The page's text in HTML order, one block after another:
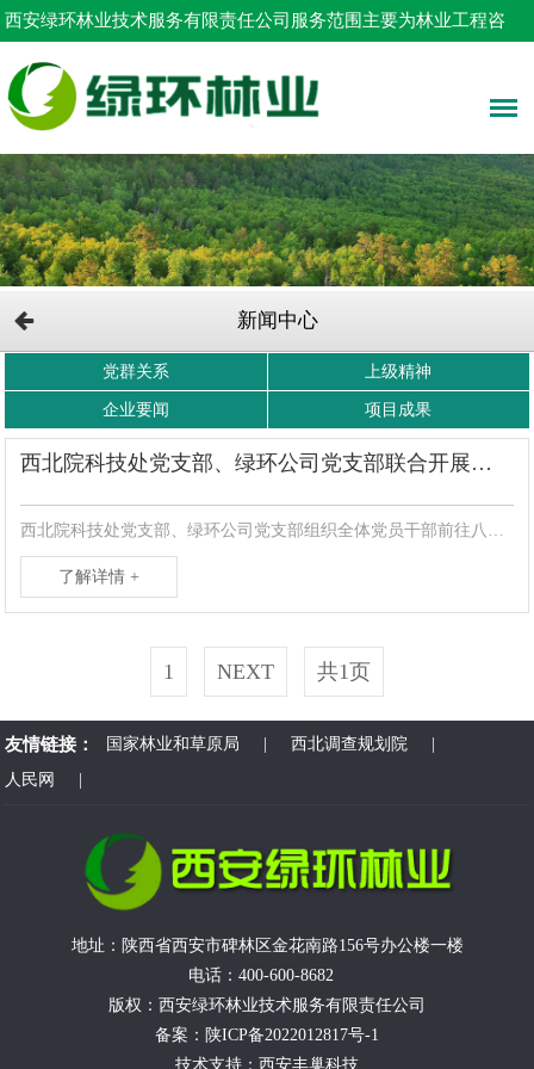
西安绿环林业技术服务有限责任公司服务范围主要为林业工程咨
询，占用林地申请，树木采伐设计等！
新闻中心
党群关系 上级精神
企业要闻 项目成果
西北院科技处党支部、绿环公司党支部联合开展主题党日活动
西北院科技处党支部、绿环公司党支部组织全体党员干部前往八路军西安办事处纪念馆，联合开展“踏寻革命足迹 联学共建勇担使命”主题党日活动，沉浸式感悟革命先辈的初心与...
了解详情 +
1 NEXT 共1页
友情链接： 国家林业和草原局 |西北调查规划院
人民网
地址：陕西省西安市碑林区金花南路156号办公楼一楼
电话：400-600-8682
版权：西安绿环林业技术服务有限责任公司
备案： 陕ICP备2022012817号-1
技术支持： 西安丰巢科技